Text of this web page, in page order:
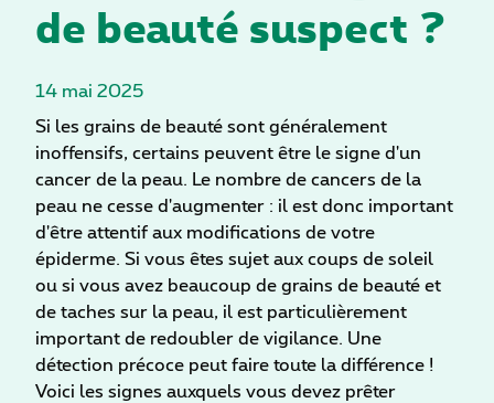
de beauté suspect ?
14 mai 2025
Si les grains de beauté sont généralement
inoffensifs, certains peuvent être le signe d'un
cancer de la peau. Le nombre de cancers de la
peau ne cesse d'augmenter : il est donc important
d'être attentif aux modifications de votre
épiderme. Si vous êtes sujet aux coups de soleil
ou si vous avez beaucoup de grains de beauté et
de taches sur la peau, il est particulièrement
important de redoubler de vigilance. Une
détection précoce peut faire toute la différence !
Voici les signes auxquels vous devez prêter